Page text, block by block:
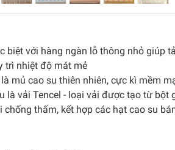
biệt với hàng ngàn lỗ thông nhỏ giúp
trì nhiệt độ mát mẻ
mủ cao su thiên nhiên, cực kì mềm
là vải Tencel - loại vải được tạo từ bột
chống thấm, kết hợp các hạt cao su